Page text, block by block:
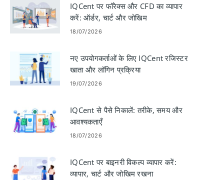
IQCent पर फॉरेक्स और CFD का व्यापार
करें: ऑर्डर, चार्ट और जोखिम
18/07/2026
नए उपयोगकर्ताओं के लिए IQCent रजिस्टर
खाता और लॉगिन प्रक्रिया
19/07/2026
IQCent से पैसे निकालें: तरीके, समय और
आवश्यकताएँ
18/07/2026
IQCent पर बाइनरी विकल्प व्यापार करें:
व्यापार, चार्ट और जोखिम रखना